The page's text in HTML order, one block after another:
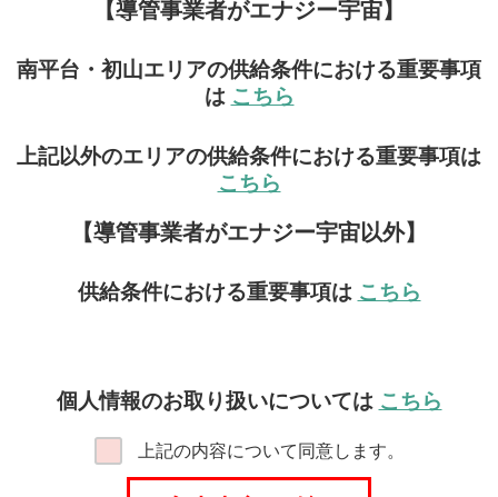
【導管事業者がエナジー宇宙】
南平台・初山エリアの供給条件における重要事項
は こちら
上記以外のエリアの供給条件における重要事項は
こちら
【導管事業者がエナジー宇宙以外】
供給条件における重要事項は こちら
個人情報のお取り扱いについては こちら
上記の内容について同意します。